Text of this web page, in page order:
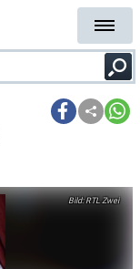
RTL Zwei